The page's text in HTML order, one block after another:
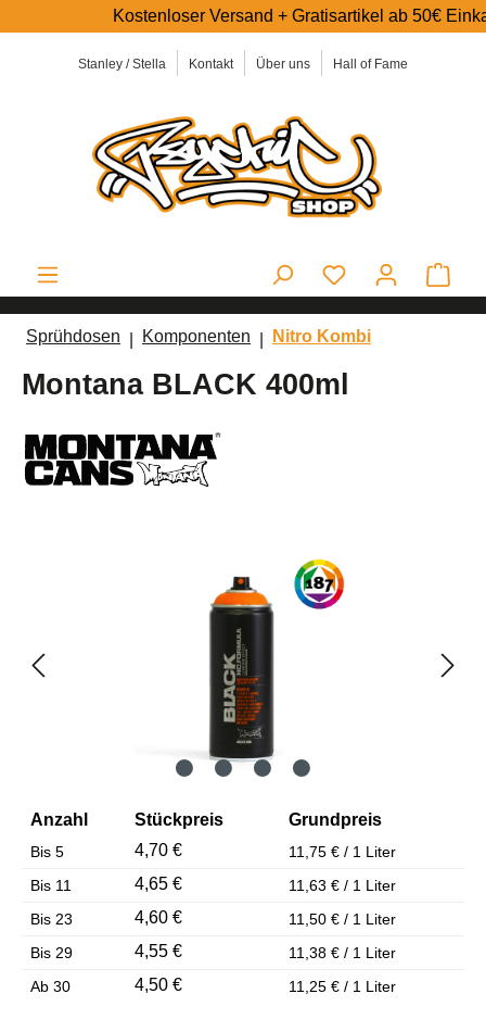
Stanley / Stella Kontakt Über uns Hall of Fame
Kostenloser Versand + Gratisartikel ab 50€
Sprühdosen Komponenten Nitro Kombi
Montana BLACK 400ml
Anzahl Stückpreis Grundpreis
Bis 5 4,70 €
11,75 € / 1 Liter
Bis 11 4,65 €
11,63 € / 1 Liter
Bis 23 4,60 €
11,50 € / 1 Liter
Bis 29 4,55 €
11,38 € / 1 Liter
Ab 30 4,50 € 11,25 € / 1 Liter